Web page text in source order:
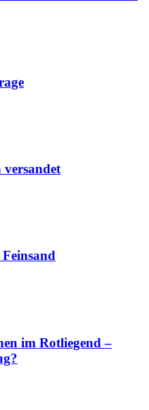
versandet
im Rotliegend –